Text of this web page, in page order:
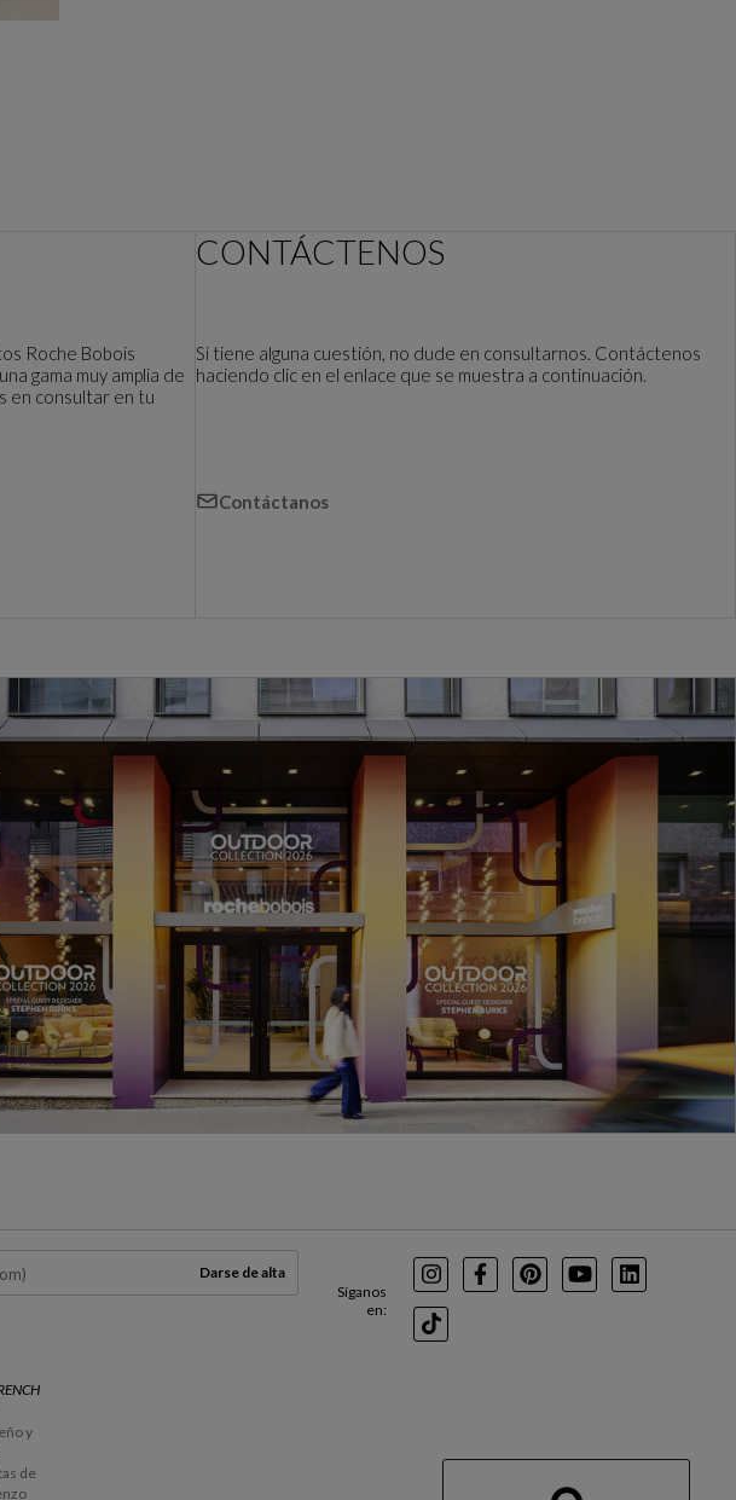
Roche Bobois
gama muy amplia de
en consultar en tu
CONTÁCTENOS
Si tiene alguna cuestión, no dude en consultarnos. Contáctenos
haciendo clic en el enlace que se muestra a continuación.
Contáctanos
Síganos
en:
InstagramFacebookPinterest
YoutubeLinkedIn
TikTok
Darse de alta
y
de